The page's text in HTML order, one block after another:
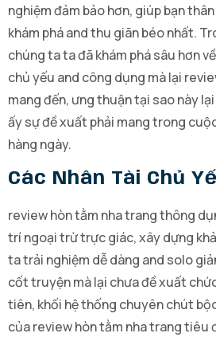
nghiệm đảm bảo hơn, giúp bạn
khám phá and thu giãn béo nhất.
chúng ta ta đã khám phá sâu hơn
chủ yếu and công dụng mà lại
mang đến, ưng thuận tại sao này
ấy sự đề xuất phải mang trong
hàng ngày.
Các Nhân Tài Chủ
review hòn tằm nha trang thông
trí ngoại trừ trực giác, xây dựng
ta trải nghiệm dễ dàng and solo
cốt truyện mà lại chưa đề xuất
tiên, khối hệ thống chuyên chút
của review hòn tằm nha trang tiêu